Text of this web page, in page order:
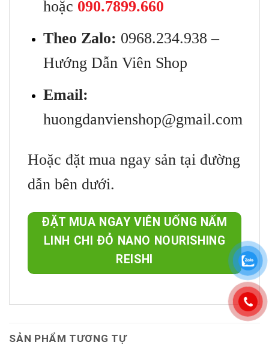
hoặc 090.7899.660
Theo Zalo: 0968.234.938 –
Hướng Dẫn Viên Shop
Email:
huongdanvienshop@gmail.com
Hoặc đặt mua ngay sản tại đường
dẫn bên dưới.
ĐẶT MUA NGAY VIÊN UỐNG NẤM
LINH CHI ĐỎ NANO NOURISHING
REISHI
SẢN PHẨM TƯƠNG TỰ